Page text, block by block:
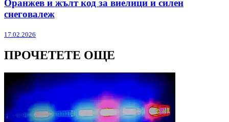
Оранжев и жълт код за виелици и силен
снеговалеж
17.02.2026
ПРОЧЕТЕТЕ ОЩЕ